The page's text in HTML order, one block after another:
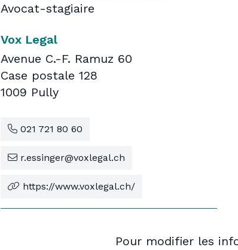
Avocat-stagiaire
Vox Legal
Avenue C.-F. Ramuz 60
Case postale 128
1009 Pully
021 721 80 60
r.essinger@voxlegal.ch
https://www.voxlegal.ch/
Pour modifier les